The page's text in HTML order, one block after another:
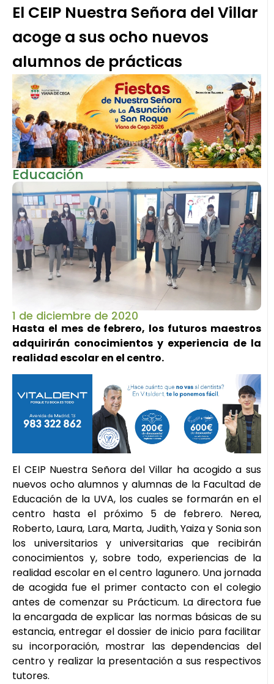
El CEIP Nuestra Señora del Villar
acoge a sus ocho nuevos
alumnos de prácticas
Educación
1 de diciembre de 2020
Hasta el mes de febrero, los futuros maestros
adquirirán conocimientos y experiencia de la
realidad escolar en el centro.
El CEIP Nuestra Señora del Villar ha acogido a sus
nuevos ocho alumnos y alumnas de la Facultad de
Educación de la UVA, los cuales se formarán en el
centro hasta el próximo 5 de febrero. Nerea,
Roberto, Laura, Lara, Marta, Judith, Yaiza y Sonia son
los universitarios y universitarias que recibirán
conocimientos y, sobre todo, experiencias de la
realidad escolar en el centro lagunero. Una jornada
de acogida fue el primer contacto con el colegio
antes de comenzar su Prácticum. La directora fue
la encargada de explicar las normas básicas de su
estancia, entregar el dossier de inicio para facilitar
su incorporación, mostrar las dependencias del
centro y realizar la presentación a sus respectivos
tutores.